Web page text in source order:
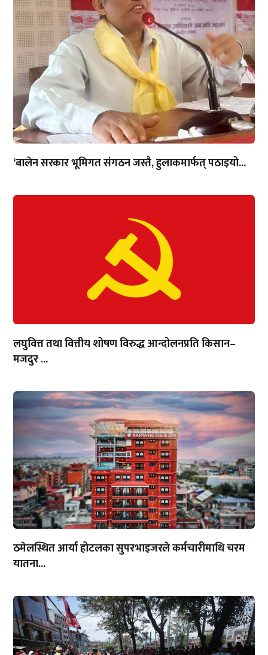
‘बालेन सरकार भूमिगत संगठन जस्तै, हुलाकमार्फत् पठाइयो...
लघुवित्त तथा वित्तीय शोषण विरुद्ध आन्दोलनप्रति किसान–
मजदुर ...
ठमेलस्थित आर्या होटलका सुपरभाइजरले कर्मचारीमाथि चरम
यातना...